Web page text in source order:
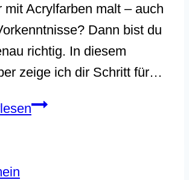
mit Acrylfarben malt – auch
Dann bist du
richtig. In diesem
zeige ich dir Schritt für…
Wiesen